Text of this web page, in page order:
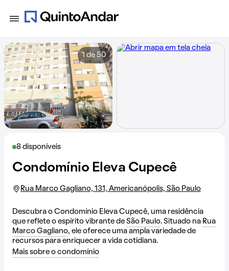
8 disponíveis
Condomínio Eleva Cupecê
Rua Marco Gagliano, 131, Americanópolis, São Paulo
Descubra o Condomínio Eleva Cupecê, uma residência
que reflete o espírito vibrante de São Paulo. Situado na Rua
Marco Gagliano, ele oferece uma ampla variedade de
recursos para enriquecer a vida cotidiana.
Mais sobre o condomínio
1 de 50